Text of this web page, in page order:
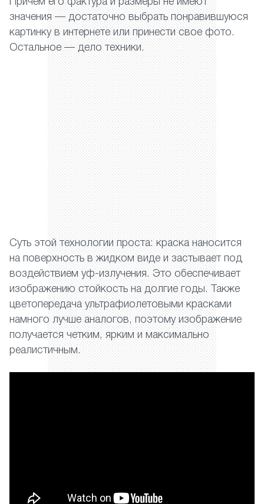
значения — достаточно выбрать понравившуюся
картинку в интернете или принести свое фото.
Остальное — дело техники.
Суть этой технологии проста: краска наносится
на поверхность в жидком виде и застывает под
воздействием уф-излучения. Это обеспечивает
изображению стойкость на долгие годы. Также
цветопередача ультрафиолетовыми красками
намного лучше аналогов, поэтому изображение
получается четким, ярким и максимально
реалистичным.